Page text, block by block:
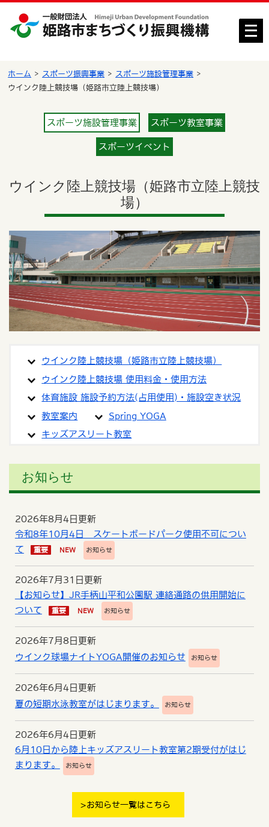
メ
ニ
ホーム スポーツ振興事業
スポーツ施設管理事業
ウインク陸上競技場（姫路市立陸上競技場）
スポーツ施設管理事業 スポーツ教室事業
スポーツイベント
ウインク陸上競技場（姫路市立陸上競技
場）
ウインク陸上競技場（姫路市立陸上競技場）
ウインク陸上競技場 使用料金・使用方法
体育施設 施設予約方法(占用使用)・施設空き状況
教室案内 Spring YOGA
キッズアスリート教室
お知らせ
2026年8月4日更新
令和8年10月4日 スケートボードパーク使用不可につい
て
重要 NEW お知らせ
2026年7月31日更新
【お知らせ】JR手柄山平和公園駅 連絡通路の供用開始に
ついて
重要 NEW お知らせ
2026年7月8日更新
ウインク球場ナイトYOGA開催のお知らせ
お知らせ
2026年6月4日更新
夏の短期水泳教室がはじまります。
お知らせ
2026年6月4日更新
6月10日から陸上キッズアスリート教室第2期受付がはじ
まります。
お知らせ
お知らせ一覧はこちら